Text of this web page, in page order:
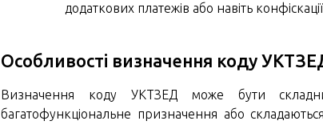
додаткових платежів або навіть
Особливості визначення коду
Визначення коду УКТЗЕД може бути
багатофункціональне призначення або